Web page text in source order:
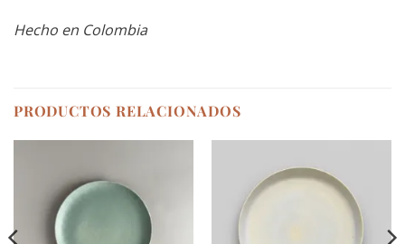
Hecho en Colombia
PRODUCTOS RELACIONADOS